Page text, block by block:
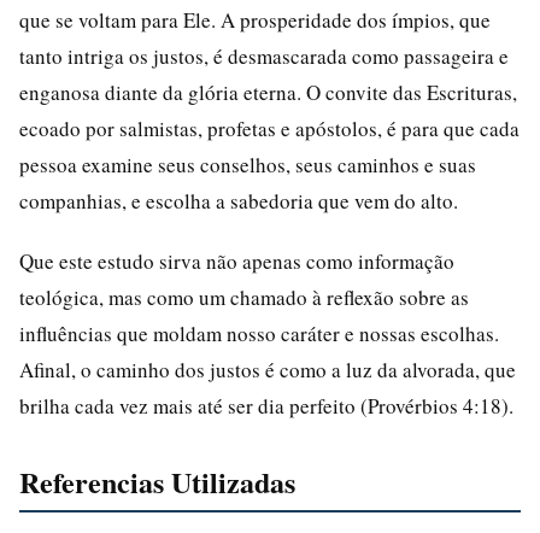
que se voltam para Ele. A prosperidade dos ímpios, que
tanto intriga os justos, é desmascarada como passageira e
enganosa diante da glória eterna. O convite das Escrituras,
ecoado por salmistas, profetas e apóstolos, é para que cada
pessoa examine seus conselhos, seus caminhos e suas
companhias, e escolha a sabedoria que vem do alto.
Que este estudo sirva não apenas como informação
teológica, mas como um chamado à reflexão sobre as
influências que moldam nosso caráter e nossas escolhas.
Afinal, o caminho dos justos é como a luz da alvorada, que
brilha cada vez mais até ser dia perfeito (Provérbios 4:18).
Referencias Utilizadas